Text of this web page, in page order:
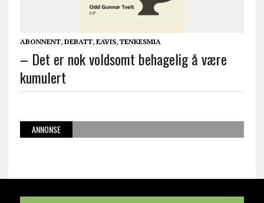
ABONNENT, DEBATT, EAVIS, TENKESMIA
– Det er nok voldsomt behagelig å være
kumulert
ANNONSE